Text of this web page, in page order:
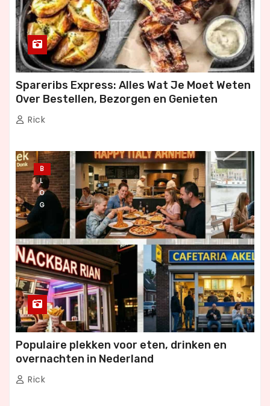
Spareribs Express: Alles Wat Je Moet Weten
Over Bestellen, Bezorgen en Genieten
Rick
B
L
O
G
Populaire plekken voor eten, drinken en
overnachten in Nederland
Rick